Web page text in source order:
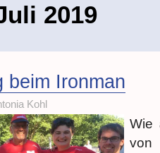
2019
beim Ironman
Kohl
Wie
von